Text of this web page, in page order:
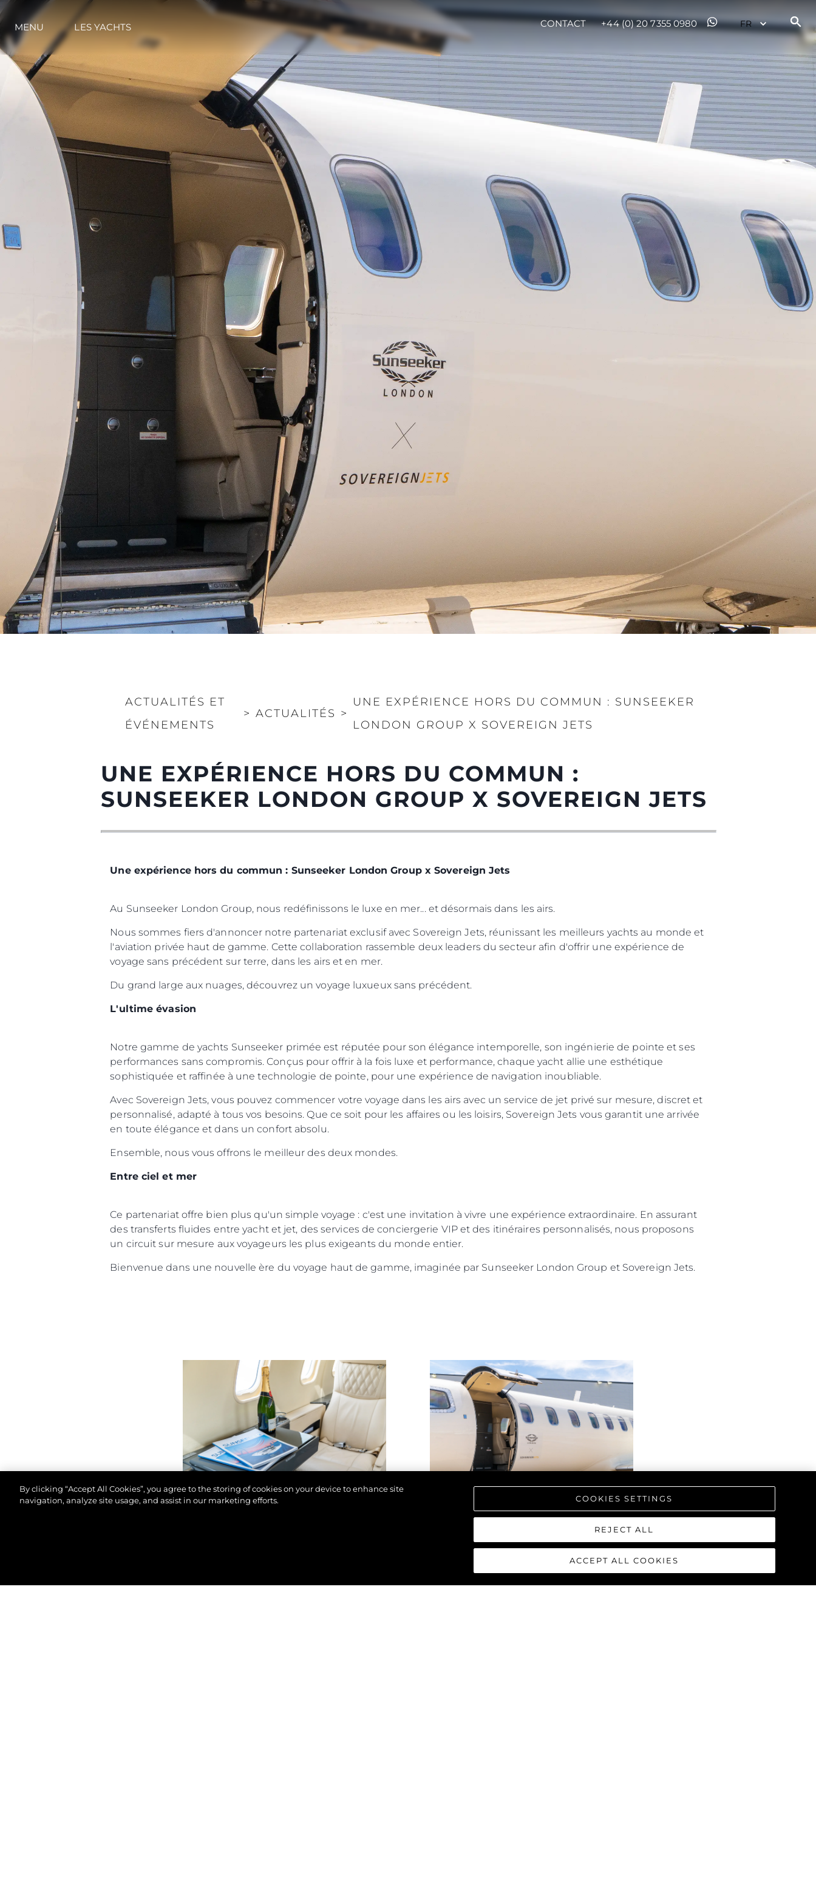
MENU LES YACHTS CONTACT +44 (0) 20 7355 0980
ACTUALITÉS ET
ÉVÉNEMENTS
> ACTUALITÉS >
UNE EXPÉRIENCE HORS DU COMMUN : SUNSEEKER
LONDON GROUP X SOVEREIGN JETS
UNE EXPÉRIENCE HORS DU COMMUN :
SUNSEEKER LONDON GROUP X SOVEREIGN JETS
Une expérience hors du commun : Sunseeker London Group x Sovereign Jets
Au Sunseeker London Group, nous redéfinissons le luxe en mer... et désormais dans les airs.
Nous sommes fiers d'annoncer notre partenariat exclusif avec Sovereign Jets, réunissant les meilleurs yachts au monde et
l'aviation privée haut de gamme. Cette collaboration rassemble deux leaders du secteur afin d'offrir une expérience de
voyage sans précédent sur terre, dans les airs et en mer.
Du grand large aux nuages, découvrez un voyage luxueux sans précédent.
L'ultime évasion
Notre gamme de yachts Sunseeker primée est réputée pour son élégance intemporelle, son ingénierie de pointe et ses
performances sans compromis. Conçus pour offrir à la fois luxe et performance, chaque yacht allie une esthétique
sophistiquée et raffinée à une technologie de pointe, pour une expérience de navigation inoubliable.
Avec Sovereign Jets, vous pouvez commencer votre voyage dans les airs avec un service de jet privé sur mesure, discret et
personnalisé, adapté à tous vos besoins. Que ce soit pour les affaires ou les loisirs, Sovereign Jets vous garantit une arrivée
en toute élégance et dans un confort absolu.
Ensemble, nous vous offrons le meilleur des deux mondes.
Entre ciel et mer
Ce partenariat offre bien plus qu'un simple voyage : c'est une invitation à vivre une expérience extraordinaire. En assurant
des transferts fluides entre yacht et jet, des services de conciergerie VIP et des itinéraires personnalisés, nous proposons
un circuit sur mesure aux voyageurs les plus exigeants du monde entier.
Bienvenue dans une nouvelle ère du voyage haut de gamme, imaginée par Sunseeker London Group et Sovereign Jets.
Information
Plan Du Site
Contact
Préférences De Cookies
Droits Juridiques
CONFIDENTIALITÉ
Published Tax Strategy
Style De Vie
Notre Héritage
By clicking “Accept All Cookies”, you agree to the storing of cookies on your device to enhance site
navigation, analyze site usage, and assist in our marketing efforts.
COOKIES SETTINGS
REJECT ALL
ACCEPT ALL COOKIES